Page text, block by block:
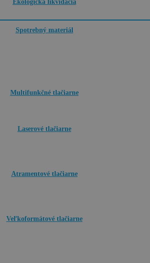
Ekologická likvidácia
Spotrebný materiál
Multifunkčné tlačiarne
Laserové tlačiarne
Atramentové tlačiarne
Veľkoformátové tlačiarne